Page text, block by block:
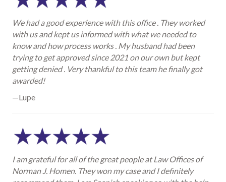
We had a good experience with this office . They worked
with us and kept us informed with what we needed to
know and how process works . My husband had been
trying to get approved since 2021 on our own but kept
getting denied . Very thankful to this team he finally got
awarded!
—Lupe
I am grateful for all of the great people at Law Offices of
Norman J. Homen. They won my case and I definitely